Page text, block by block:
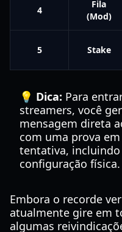
4
Fila
(Mod)
5 Stake
💡 Dica: Para
streamers, você
mensagem direta
com uma prova
tentativa, incluindo
configuração física.
Embora o recorde
atualmente gire em
algumas